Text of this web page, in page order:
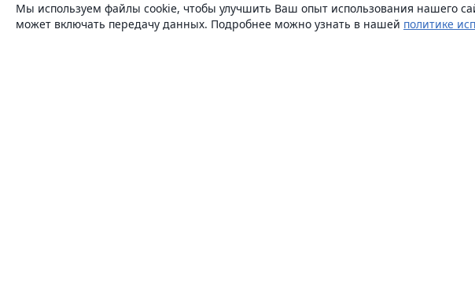
Мы используем файлы cookie, чтобы улучшить Ваш опыт использования нашего
может включать передачу данных. Подробнее можно узнать в нашей политике